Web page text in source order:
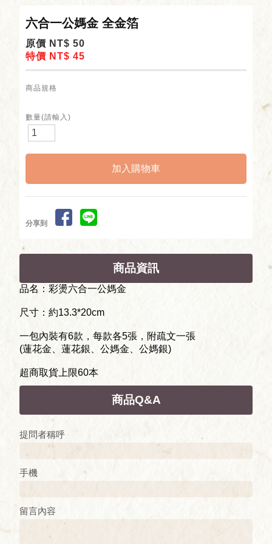
六合一公媽金 全金箔
原價 NT$ 50
特價 NT$ 45
商品規格
數量(請輸入)
分享到
商品資訊
品名：彩燙六合一公媽金
尺寸：約13.3*20cm
一包內裝有6款，每款各5張，附疏文一張
(蓮花金、蓮花銀、公媽金、公媽銀)
超商取貨上限60本
商品Q&A
提問者稱呼
手機
留言內容